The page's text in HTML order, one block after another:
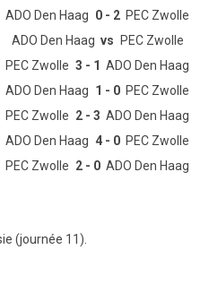
ADO Den Haag 0 - 2 PEC Zwolle
ADO Den Haag vs PEC Zwolle
PEC Zwolle 3 - 1 ADO Den Haag
ADO Den Haag 1 - 0 PEC Zwolle
PEC Zwolle 2 - 3 ADO Den Haag
ADO Den Haag 4 - 0 PEC Zwolle
PEC Zwolle 2 - 0 ADO Den Haag
(journée 11).